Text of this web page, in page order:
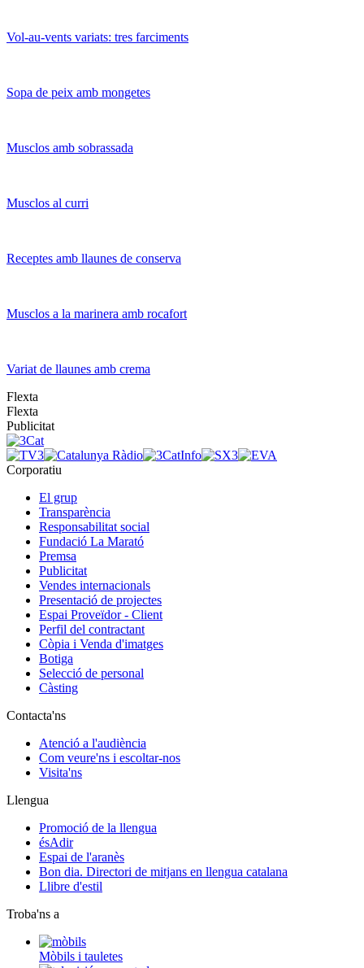
Vol-au-vents variats: tres farciments
Sopa de peix amb mongetes
Musclos amb sobrassada
Musclos al curri
Receptes amb llaunes de conserva
Musclos a la marinera amb rocafort
Variat de llaunes amb crema
Flexta
Flexta
Publicitat
Corporatiu
El grup
Transparència
Responsabilitat social
Fundació La Marató
Premsa
Publicitat
Vendes internacionals
Presentació de projectes
Espai Proveïdor - Client
Perfil del contractant
Còpia i Venda d'imatges
Botiga
Selecció de personal
Càsting
Contacta'ns
Atenció a l'audiència
Com veure'ns i escoltar-nos
Visita'ns
Llengua
Promoció de la llengua
ésAdir
Espai de l'aranès
Bon dia. Directori de mitjans en llengua catalana
Llibre d'estil
Troba'ns a
Mòbils i tauletes